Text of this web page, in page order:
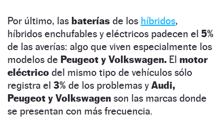
Por último, las baterías de los híbridos,
híbridos enchufables y eléctricos padecen el 5%
de las averías: algo que viven especialmente los
modelos de Peugeot y Volkswagen. El motor
eléctrico del mismo tipo de vehículos sólo
registra el 3% de los problemas yAudi,
Peugeot y Volkswagen son las marcas donde
se presentan con más frecuencia.